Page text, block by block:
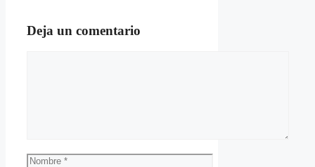
Deja un comentario
Nombre